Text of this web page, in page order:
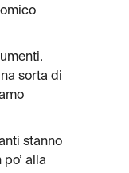
sorta di
stanno
alla